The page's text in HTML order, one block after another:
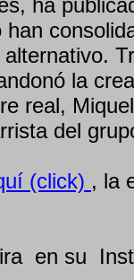
ha
la
real,
del
(click) , la
en su